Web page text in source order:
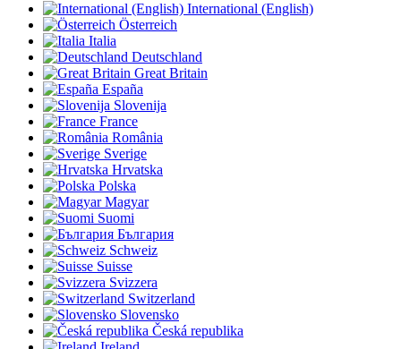
International (English)
Österreich
Italia
Deutschland
Great Britain
España
Slovenija
France
România
Sverige
Hrvatska
Polska
Magyar
Suomi
България
Schweiz
Suisse
Svizzera
Switzerland
Slovensko
Česká republika